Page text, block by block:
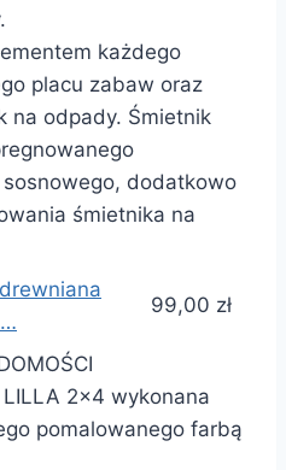
każdego
placu zabaw oraz
na odpady. Śmietnik
dodatkowo
śmietnika na
99,00 zł
2×4 wykonana
pomalowanego farbą